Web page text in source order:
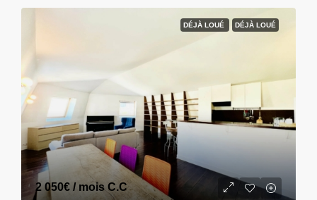
DÉJÀ LOUÉ DÉJÀ LOUÉ
2 050€ / mois C.C